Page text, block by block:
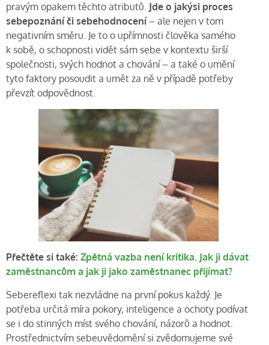
pravým opakem těchto atributů. Jde o jakýsi proces
sebepoznání či sebehodnocení– ale nejen v tom
negativním směru. Je to o upřímnosti člověka samého
k sobě, o schopnosti vidět sám sebe v kontextu širší
společnosti, svých hodnot a chování – a také o umění
tyto faktory posoudit a umět za ně v případě potřeby
převzít odpovědnost.
Přečtěte si také: Zpětná vazba není kritika. Jak ji dávat
zaměstnancům a jak ji jako zaměstnanec přijímat?
Sebereflexi tak nezvládne na první pokus každý. Je
potřeba určitá míra pokory, inteligence a ochoty podívat
se i do stinných míst svého chování, názorů a hodnot.
Prostřednictvím sebeuvědomění si zvědomujeme své